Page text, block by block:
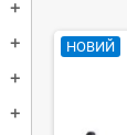
add
add
add
add
НОВИЙ